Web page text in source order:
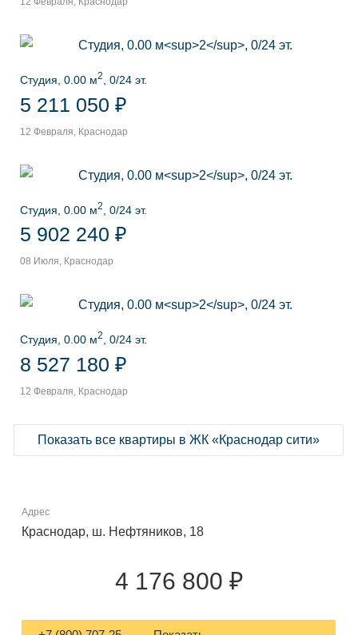
Студия, 0.00 м2 , 0/24 эт.
5 211 050 ₽
12 Февраля, Краснодар
Студия, 0.00 м2 , 0/24 эт.
5 902 240 ₽
08 Июля, Краснодар
Студия, 0.00 м2 , 0/24 эт.
8 527 180 ₽
12 Февраля, Краснодар
Показать все квартиры в ЖК «Краснодар сити»
Адрес
Краснодар, ш. Нефтяников, 18
4 176 800 ₽